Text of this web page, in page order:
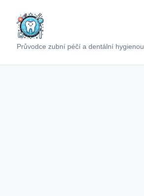
contentPrůvodce zubní péčí a dentální hygienou